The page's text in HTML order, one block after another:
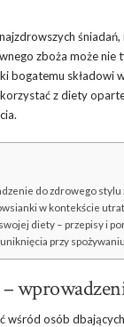
zboża może
bogatemu składowi
z diety
do zdrowego stylu
w kontekście
diety – przepisy i
uniknięcia przy
wśród osób